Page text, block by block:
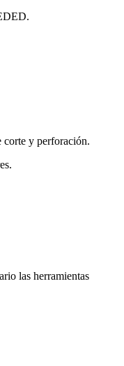
corte y perforación.
las herramientas